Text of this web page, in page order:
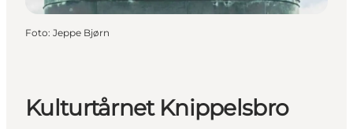
Foto: Jeppe Bjørn
Kulturtårnet Knippelsbro